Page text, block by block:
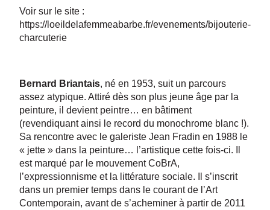
Voir sur le site :
https://loeildelafemmeabarbe.fr/evenements/bijouterie-
charcuterie
Bernard Briantais, né en 1953, suit un parcours
assez atypique. Attiré dès son plus jeune âge par la
peinture, il devient peintre… en bâtiment
(revendiquant ainsi le record du monochrome blanc !).
Sa rencontre avec le galeriste Jean Fradin en 1988 le
« jette » dans la peinture… l’artistique cette fois-ci. Il
est marqué par le mouvement CoBrA,
l’expressionnisme et la littérature sociale. Il s’inscrit
dans un premier temps dans le courant de l’Art
Contemporain, avant de s’acheminer à partir de 2011